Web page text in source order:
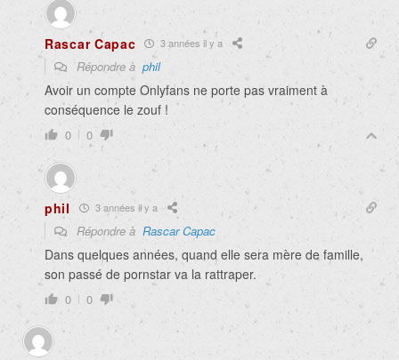
Rascar Capac 3 années il y a
Répondre à phil
Avoir un compte Onlyfans ne porte pas vraiment à
conséquence le zouf !
0 0
phil 3 années il y a
Répondre à Rascar Capac
Dans quelques années, quand elle sera mère de famille,
son passé de pornstar va la rattraper.
0 0